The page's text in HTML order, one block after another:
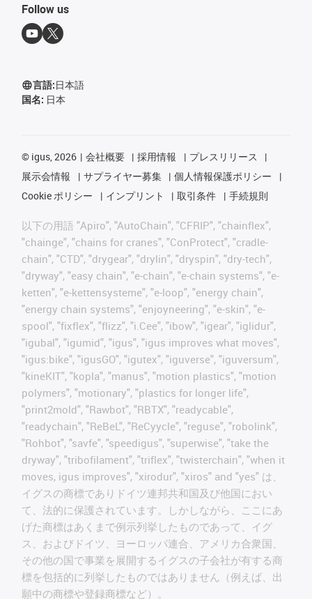
Follow us
言語:日本語
国名: 日本
© igus, 2026 会社概要 採用情報
プレスリリース
展示会情報
サプライヤー募集
個人情報保護ポリシー
Cookie ポリシー
インプリント 取引条件 手続規則
以下の用語 "Apiro", "AutoChain", "CFRIP", "chainflex",
"chainge", "chains for cranes", "ConProtect", "cradle-
chain", "CTD", "drygear", "drylin", "dryspin", "dry-tech",
"dryway", "easy chain", "e-chain", "e-chain systems", "e-
ketten", "e-kettensysteme", "e-loop", "energy chain",
"energy chain systems", "enjoyneering", "e-skin", "e-
spool", "fixflex", "flizz", "i.Cee", "ibow", "igear", "iglidur",
"igubal", "igumid", "igus", "igus improves what moves",
"igus:bike", "igusGO", "igutex", "iguverse", "iguversum",
"kineKIT", "kopla", "manus", "motion plastics", "motion
polymers", "motionary", "plastics for longer life",
"print2mold", "Rawbot", "RBTX", "readycable",
"readychain", "ReBeL", "ReCyycle", "reguse", "robolink",
"Rohbot", "savfe", "speedigus", "superwise", "take the
dryway", "tribofilament", "triflex", "twisterchain", "when it
moves, igus improves", "xirodur", "xiros" and "yes" は、
イグスの商標でありドイツ連邦共和国及び他国におい
て、法的に保護されています。しかしながら、ここにあ
げた商標はあくまで例示列挙したものであって、イグ
ス、およびドイツ、ヨーロッパ連合、アメリカ合衆国、
その他の国で事業を展開するイグスの子会社が有する商
標を包括的に列挙したものではありません（例えば、出
願中の商標や登録商標など）。